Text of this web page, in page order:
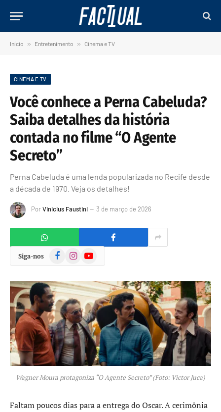
Início » Entretenimento » Cinema e TV
CINEMA E TV
Você conhece a Perna Cabeluda?
Saiba detalhes da história
contada no filme “O Agente
Secreto”
Perna Cabeluda é uma lenda popularizada no Recife desde
a década de 1970. Veja os detalhes!
PorVinicius Faustini 3 de março de 2026
Siga-nos FacebookInstagramYouTube
Wagner Moura protagoniza “O Agente Secreto” (Foto: Victor Juca)
Faltam poucos dias para a entrega do Oscar. A cerimônia